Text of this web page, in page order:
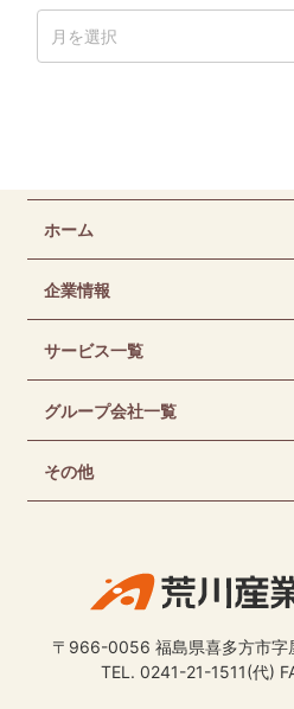
ホーム
企業情報
サービス一覧
グループ会社一覧
その他
〒966-0056 福島県喜多方市字
TEL. 0241-21-1511(代)